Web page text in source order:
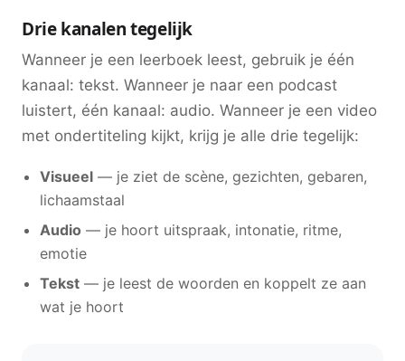
Drie kanalen tegelijk
Wanneer je een leerboek leest, gebruik je één
kanaal: tekst. Wanneer je naar een podcast
luistert, één kanaal: audio. Wanneer je een video
met ondertiteling kijkt, krijg je alle drie tegelijk:
Visueel — je ziet de scène, gezichten, gebaren,
lichaamstaal
Audio — je hoort uitspraak, intonatie, ritme,
emotie
Tekst — je leest de woorden en koppelt ze aan
wat je hoort